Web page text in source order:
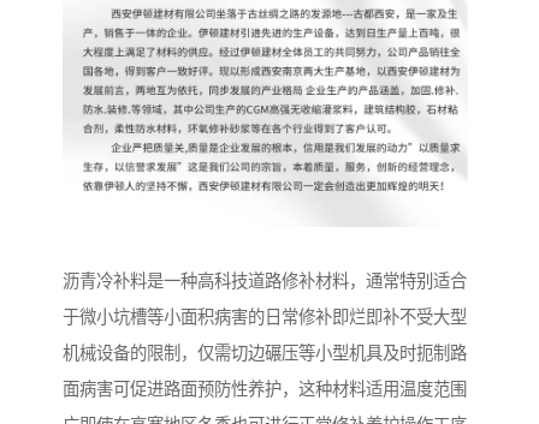
沥青冷补料是一种高科技道路修补材料，通常特别适合
于微小坑槽等小面积病害的日常修补即烂即补不受大型
机械设备的限制，仅需切边碾压等小型机具及时扼制路
面病害可促进路面预防性养护，这种材料适用温度范围